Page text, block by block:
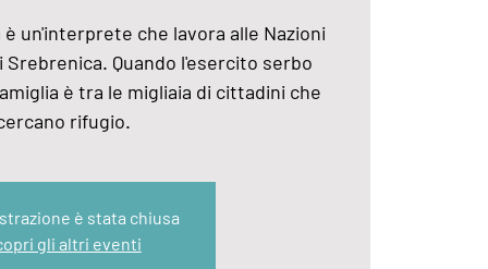
è un'interprete che lavora alle Nazioni
Quando l'esercito serbo
è tra le migliaia di cittadini che
rifugio.
è stata chiusa
gli altri eventi